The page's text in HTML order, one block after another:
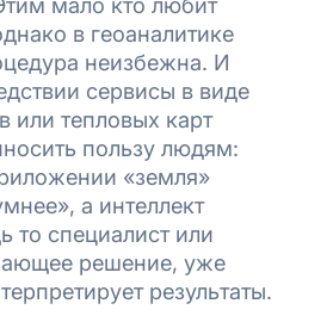
в геоаналитике
неизбежна. И
сервисы в виде
или тепловых карт
пользу людям:
«земля»
а интеллект
то специалист или
решение, уже
результаты.